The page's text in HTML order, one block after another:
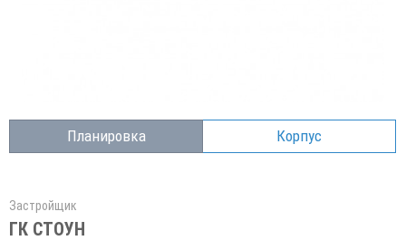
Планировка Корпус
Застройщик
ГК СТОУН